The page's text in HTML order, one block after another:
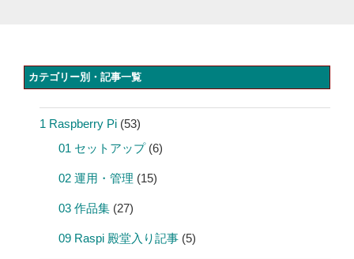
カテゴリー別・記事一覧
1 Raspberry Pi (53)
01 セットアップ(6)
02 運用・管理 (15)
03 作品集 (27)
09 Raspi 殿堂入り記事 (5)